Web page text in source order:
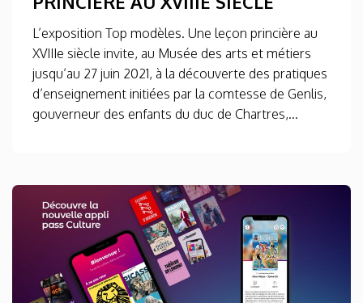
L’exposition Top modèles. Une leçon princière au
XVIIIe siècle​ invite, au Musée des arts et métiers
jusqu’au 27 juin 2021, à la découverte des pratiques
d’enseignement initiées par la comtesse de Genlis,
gouverneur des enfants du duc de Chartres,...